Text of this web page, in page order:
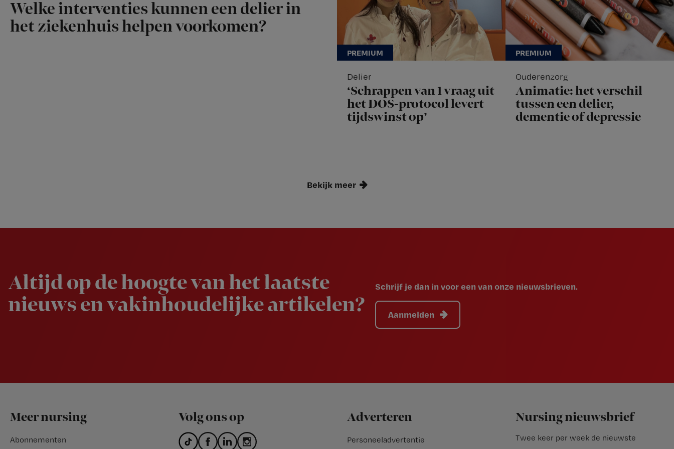
Welke interventies kunnen een delier in
het ziekenhuis helpen voorkomen?
Delier
‘Schrappen van 1 vraag uit
het DOS-protocol levert
tijdswinst op’
Ouderenzorg
Animatie: het verschil
tussen een delier,
dementie of depressie
Bekijk meer
Altijd op de hoogte van het laatste
nieuws en vakinhoudelijke artikelen?
Schrijf je dan in voor een van onze nieuwsbrieven.
Aanmelden
Footer
Meer nursing
Abonnementen
Volg ons op Adverteren
Personeeladvertentie
Nursing nieuwsbrief
Twee keer per week de nieuwste